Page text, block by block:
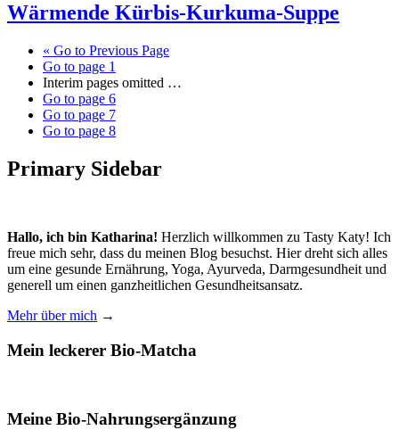
Wärmende Kürbis-Kurkuma-Suppe
« Go to Previous Page
Go to page 1
Interim pages omitted …
Go to page 6
Go to page 7
Go to page 8
Primary Sidebar
Hallo, ich bin Katharina! Herzlich willkommen zu Tasty Katy! Ich
freue mich sehr, dass du meinen Blog besuchst. Hier dreht sich alles
um eine gesunde Ernährung, Yoga, Ayurveda, Darmgesundheit und
generell um einen ganzheitlichen Gesundheitsansatz.
Mehr über mich →
Mein leckerer Bio-Matcha
Meine Bio-Nahrungsergänzung